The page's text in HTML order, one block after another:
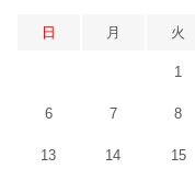
日 月 火
1
6 7 8
13 14 15